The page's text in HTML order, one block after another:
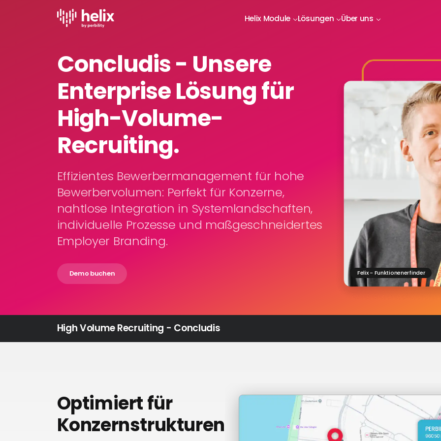
Helix Module Lösungen Über uns
Concludis - Unsere
Enterprise Lösung für
High-Volume-
Recruiting.
Effizientes Bewerbermanagement für hohe
Bewerbervolumen: Perfekt für Konzerne,
nahtlose Integration in Systemlandschaften,
individuelle Prozesse und maßgeschneidertes
Employer Branding.
Demo buchen Felix - Funktionenerfinder
High Volume Recruiting - Concludis
Optimiert für
Konzernstrukturen